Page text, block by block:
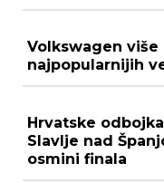
Volkswagen
najpopularnijih
Hrvatske
Slavlje nad
osmini finala